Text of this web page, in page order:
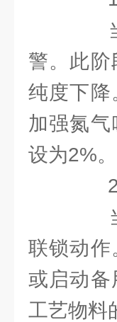
当
警。此
纯度下降
加强氮
设为2%。
2.
当
联锁动作
或启动备
工艺物料